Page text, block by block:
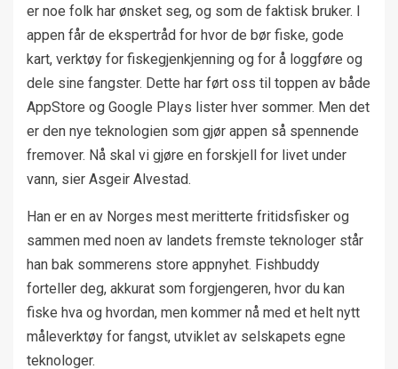
er noe folk har ønsket seg, og som de faktisk bruker. I
appen får de ekspertråd for hvor de bør fiske, gode
kart, verktøy for fiskegjenkjenning og for å loggføre og
dele sine fangster. Dette har ført oss til toppen av både
AppStore og Google Plays lister hver sommer. Men det
er den nye teknologien som gjør appen så spennende
fremover. Nå skal vi gjøre en forskjell for livet under
vann, sier Asgeir Alvestad.
Han er en av Norges mest meritterte fritidsfisker og
sammen med noen av landets fremste teknologer står
han bak sommerens store appnyhet. Fishbuddy
forteller deg, akkurat som forgjengeren, hvor du kan
fiske hva og hvordan, men kommer nå med et helt nytt
måleverktøy for fangst, utviklet av selskapets egne
teknologer.